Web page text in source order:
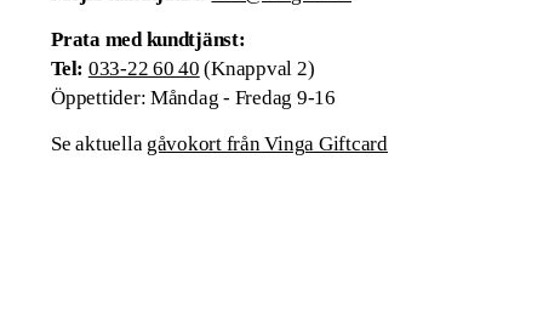
Prata med kundtjänst:
Tel: 033-22 60 40 (Knappval 2)
Öppettider: Måndag - Fredag 9-16
Se aktuella gåvokort från Vinga Giftcard